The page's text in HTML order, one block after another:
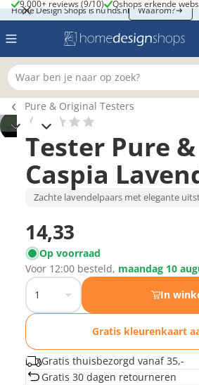
Home Design Shops is nu hds.nl
Home Design Shops is nu hds.nl Waarom?
9.000+ reviews (9/10)
9.000+ reviews (9/10) Qshops erkende
Qshops erkende
Waar ben je naar op zoek?
Breadcrumb navigatie
Pure & Original Testers
Tester Pure
Caspia
Zachte lavendelpaars met elegante
14,33
Op voorraad
Voor 12:00 besteld, maandag 10
In
Gratis kleurenkaart
Gratis thuisbezorgd vanaf 35,-
Gratis 30 dagen retourneren